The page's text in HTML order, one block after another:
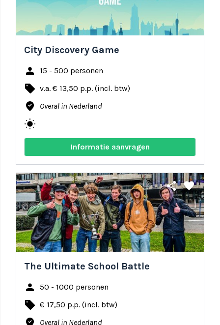
City Discovery Game
person 15 - 500 personen
local_offer v.a. € 13,50 p.p. (incl. btw)
where_to_vote Overal in Nederland
wb_sunny
Informatie aanvragen
share favorite
The Ultimate School Battle
person 50 - 1000 personen
local_offer € 17,50 p.p. (incl. btw)
Overal in Nederland